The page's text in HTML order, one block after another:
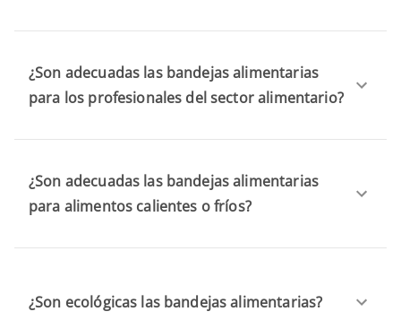
¿Son adecuadas las bandejas alimentarias
para los profesionales del sector alimentario?
¿Son adecuadas las bandejas alimentarias
para alimentos calientes o fríos?
¿Son ecológicas las bandejas alimentarias?